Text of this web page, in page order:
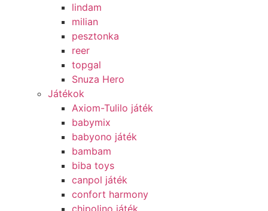
lindam
milian
pesztonka
reer
topgal
Snuza Hero
Játékok
Axiom-Tulilo játék
babymix
babyono játék
bambam
biba toys
canpol játék
confort harmony
chipolino játék